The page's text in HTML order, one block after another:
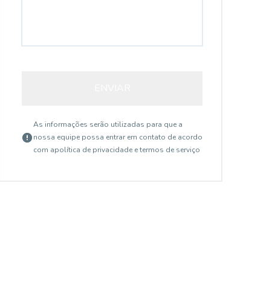
As informações serão utilizadas para que a
nossa equipe possa entrar em contato de acordo
com apolítica de privacidade e termos de serviço